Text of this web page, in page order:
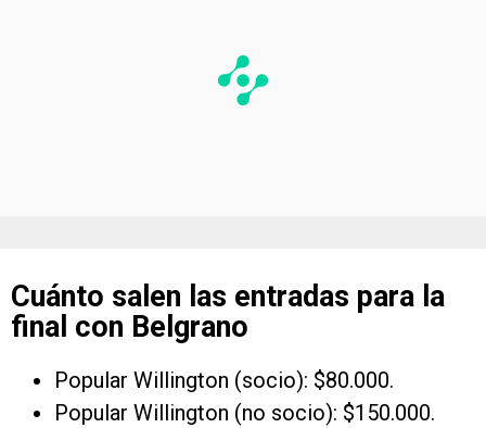
Cuánto salen las entradas para la
final con Belgrano
Popular Willington (socio): $80.000.
Popular Willington (no socio): $150.000.